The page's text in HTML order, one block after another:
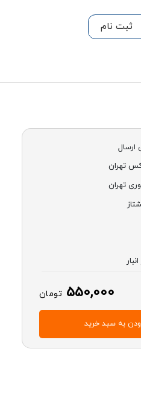
ثبت نام
تهران
تهران
550,000 تومان
به سبد خرید